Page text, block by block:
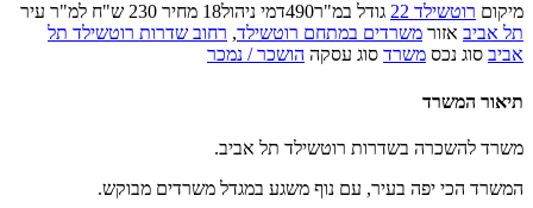
מיקום רוטשילד 22 גודל במ"ר490דמי ניהול18 מחיר 230 ש"ח למ"ר
עיר
תל אביב אזור משרדים במתחם רוטשילד, רחוב שדרות רוטשילד תל
אביב סוג נכס משרד סוג עסקה הושכר / נמכר
תיאור המשרד
משרד להשכרה בשדרות רוטשילד תל אביב.
המשרד הכי יפה בעיר, עם נוף משגע במגדל משרדים מבוקש.